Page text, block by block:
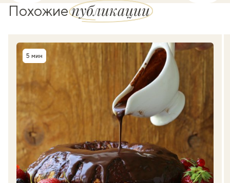
Похожиепубликации
Время приготовления
5 мин